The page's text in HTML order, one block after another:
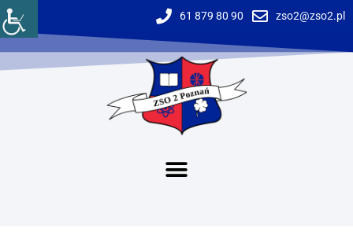
61 879 80 90 zso2@zso2.pl